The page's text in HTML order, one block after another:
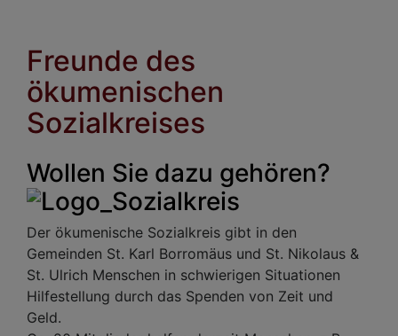
Freunde des
ökumenischen
Sozialkreises
Wollen Sie dazu gehören?
Der ökumenische Sozialkreis gibt in den
Gemeinden St. Karl Borromäus und St. Nikolaus &
St. Ulrich Menschen in schwierigen Situationen
Hilfestellung durch das Spenden von Zeit und
Geld.